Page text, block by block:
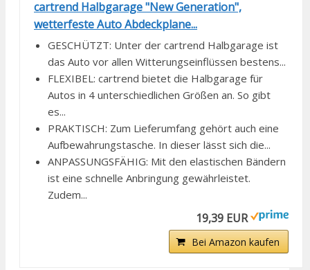
cartrend Halbgarage "New Generation",
wetterfeste Auto Abdeckplane...
GESCHÜTZT: Unter der cartrend Halbgarage ist
das Auto vor allen Witterungseinflüssen bestens...
FLEXIBEL: cartrend bietet die Halbgarage für
Autos in 4 unterschiedlichen Größen an. So gibt
es...
PRAKTISCH: Zum Lieferumfang gehört auch eine
Aufbewahrungstasche. In dieser lässt sich die...
ANPASSUNGSFÄHIG: Mit den elastischen Bändern
ist eine schnelle Anbringung gewährleistet.
Zudem...
19,39 EUR
Bei Amazon kaufen